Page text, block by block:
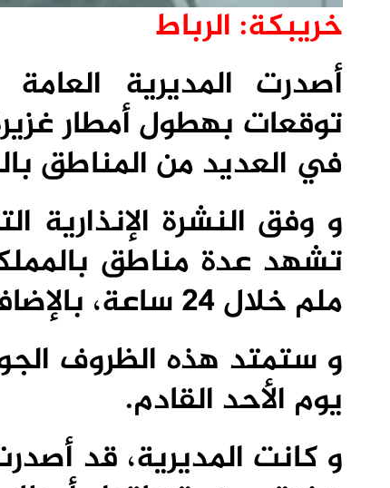
خريبكة: الرباط
أصدرت المديرية
توقعات بهطول أمطار
في العديد من المناطق
و وفق النشرة الإنذارية
ملم خلال 24 ساعة، بالإضافة إلى تساقط حبات البرد و رياح قوية.
و ستمتد هذه الظروف
يوم الأحد القادم.
و كانت المديرية، قد